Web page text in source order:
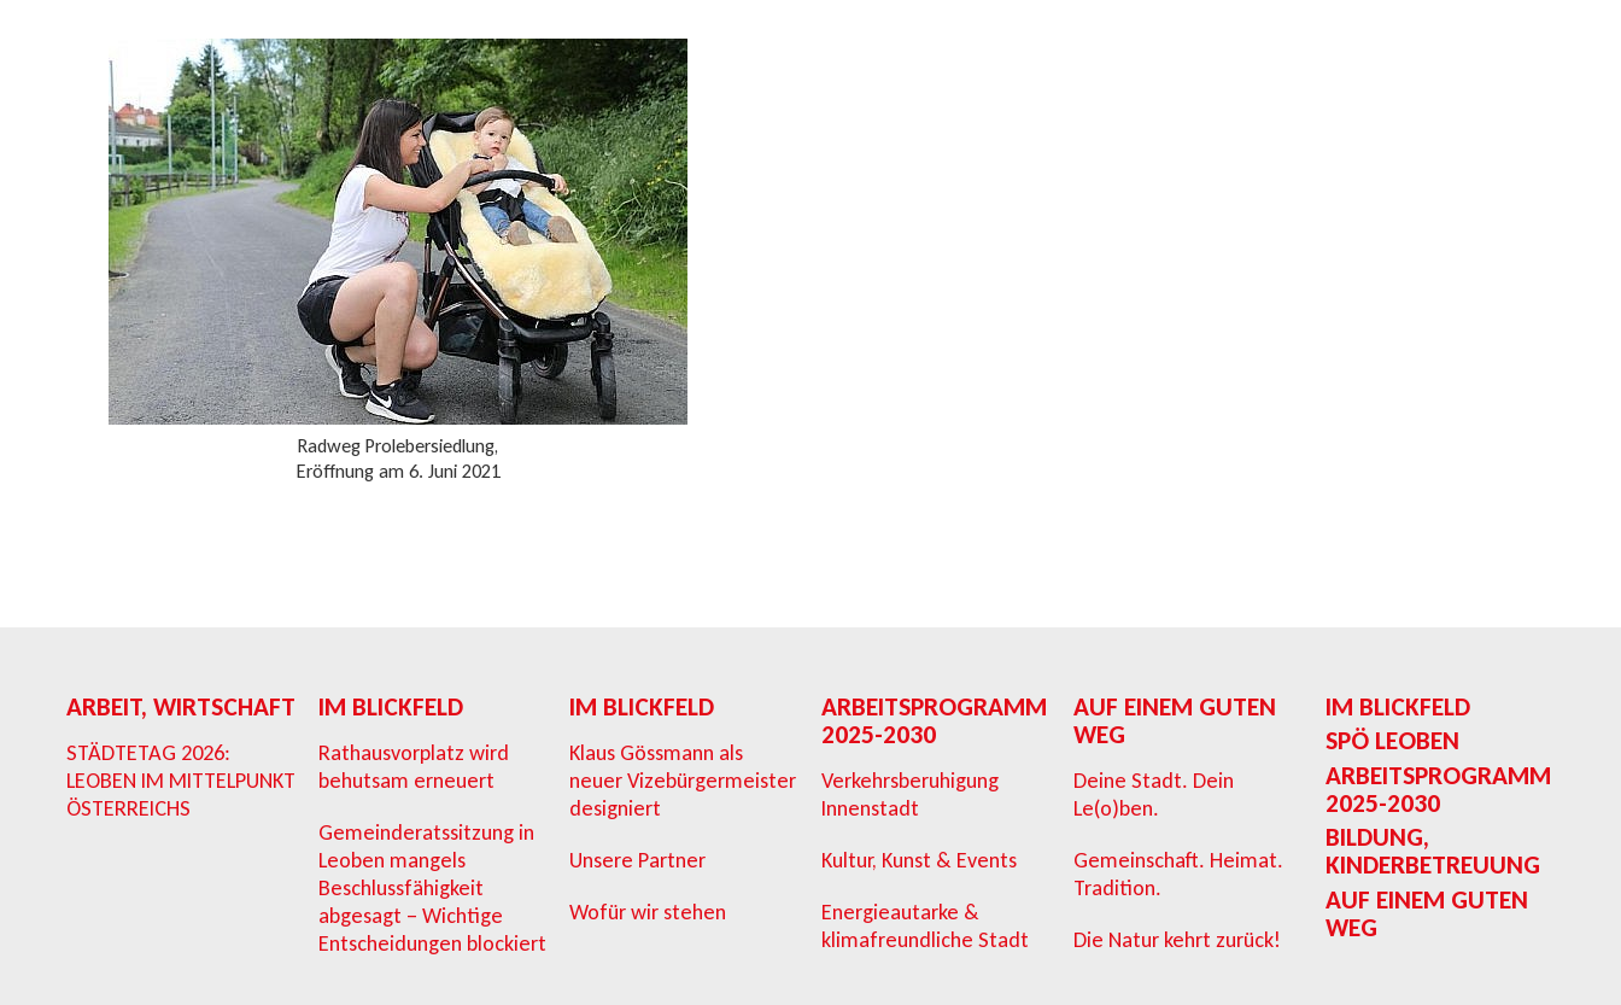
Radweg Prolebersiedlung,
Eröffnung am 6. Juni 2021
ARBEIT, WIRTSCHAFT
STÄDTETAG 2026:
LEOBEN IM MITTELPUNKT
ÖSTERREICHS
IM BLICKFELD
Rathausvorplatz wird
behutsam erneuert
Gemeinderatssitzung in
Leoben mangels
Beschlussfähigkeit
abgesagt – Wichtige
Entscheidungen blockiert
IM BLICKFELD
Klaus Gössmann als
neuer Vizebürgermeister
designiert
Unsere Partner
Wofür wir stehen
ARBEITSPROGRAMM
2025-2030
Verkehrsberuhigung
Innenstadt
Kultur, Kunst & Events
Energieautarke &
klimafreundliche Stadt
AUF EINEM GUTEN
WEG
Deine Stadt. Dein
Le(o)ben.
Gemeinschaft. Heimat.
Tradition.
Die Natur kehrt zurück!
IM BLICKFELD
SPÖ LEOBEN
ARBEITSPROGRAMM
2025-2030
BILDUNG,
KINDERBETREUUNG
AUF EINEM GUTEN
WEG